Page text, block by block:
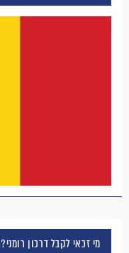
מי זכאי לקבל דרכון רומני?